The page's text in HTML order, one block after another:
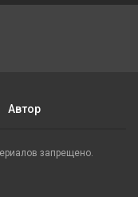
Автор
запрещено.